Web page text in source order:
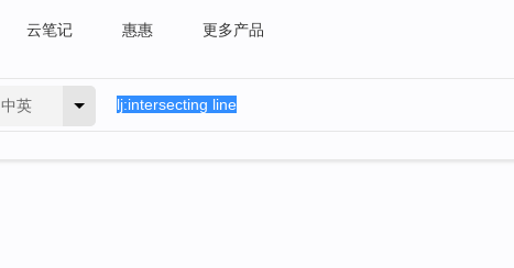
云笔记 惠惠 更多产品
中英